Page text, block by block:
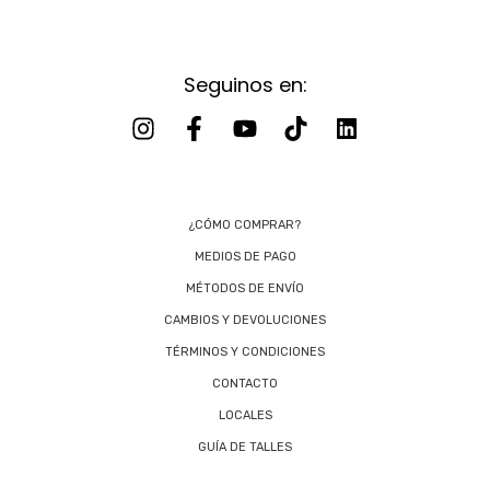
Seguinos en:
¿CÓMO COMPRAR?
MEDIOS DE PAGO
MÉTODOS DE ENVÍO
CAMBIOS Y DEVOLUCIONES
TÉRMINOS Y CONDICIONES
CONTACTO
LOCALES
GUÍA DE TALLES